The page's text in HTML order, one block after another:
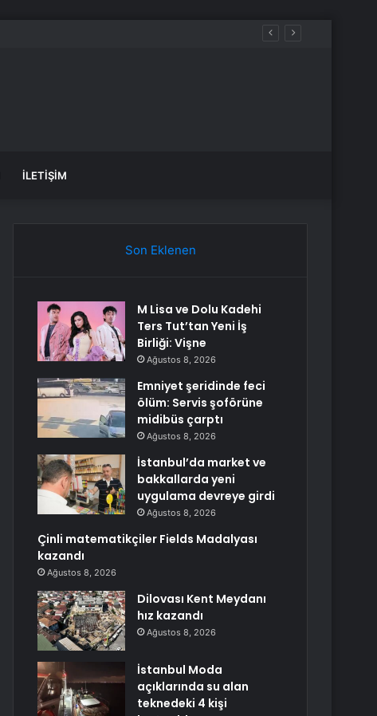
İLETIŞIM
Son Eklenen
M Lisa ve Dolu Kadehi
Ters Tut’tan Yeni İş
Birliği: Vişne
Ağustos 8, 2026
Emniyet şeridinde feci
ölüm: Servis şoförüne
midibüs çarptı
Ağustos 8, 2026
İstanbul’da market ve
bakkallarda yeni
uygulama devreye girdi
Ağustos 8, 2026
Çinli matematikçiler Fields Madalyası
kazandı
Ağustos 8, 2026
Dilovası Kent Meydanı
hız kazandı
Ağustos 8, 2026
İstanbul Moda
açıklarında su alan
teknedeki 4 kişi